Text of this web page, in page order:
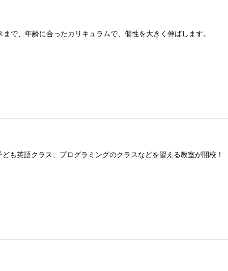
で、年齢に合ったカリキュラムで、個性を大きく伸ばします。
も英語クラス、プログラミングのクラスなどを習える教室が開校！